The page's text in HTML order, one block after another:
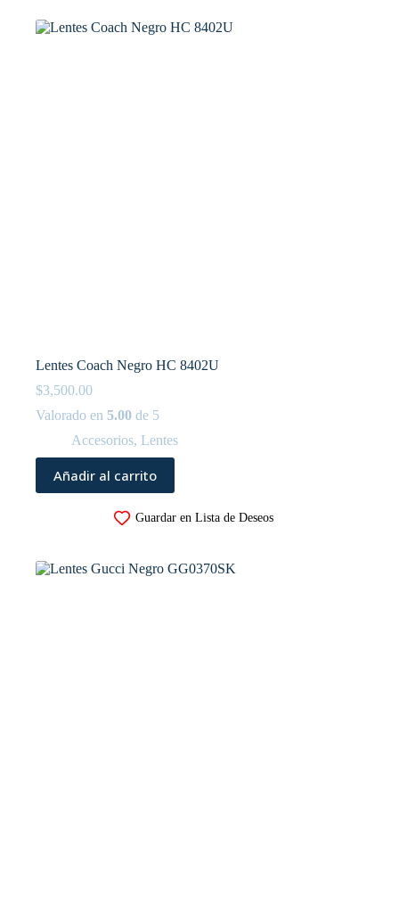
Lentes Coach Negro HC 8402U
$3,500.00
Valorado en 5.00 de 5
Accesorios, Lentes
Añadir al carrito
Guardar en Lista de Deseos